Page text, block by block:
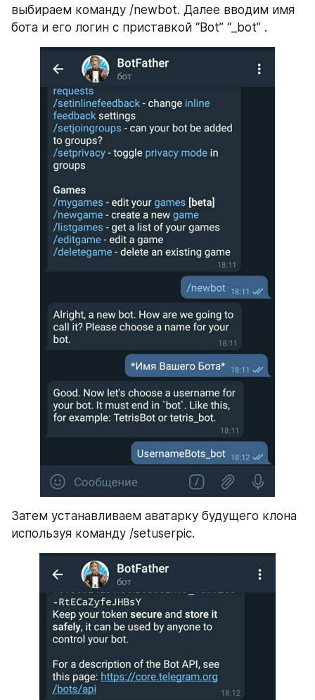
выбираем команду /newbot. Далее вводим имя
бота и его логин с приставкой “Bot” “_bot” .
Затем устанавливаем аватарку будущего клона
используя команду /setuserpic.